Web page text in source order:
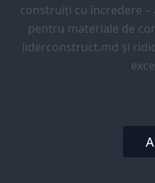
construiți cu încredere
pentru materiale de
liderconstruct.md și